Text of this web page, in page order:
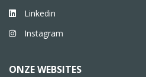
Linkedin
Instagram
ONZE WEBSITES